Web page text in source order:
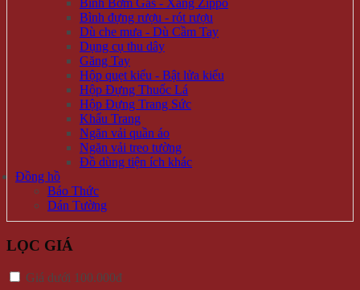
Bình Bơm Gas - Xăng Zippo
Bình đựng rượu - rót rượu
Dù che mưa - Dù Cầm Tay
Dụng cụ thu dây
Găng Tay
Hộp quẹt kiểu - Bật lửa kiểu
Hộp Đựng Thuốc Lá
Hộp Đựng Trang Sức
Khẩu Trang
Ngăn vải quần áo
Ngăn vải treo tường
Đồ dùng tiện ích khác
Đồng hồ
Báo Thức
Dán Tường
LỌC GIÁ
Giá dưới 100.000đ